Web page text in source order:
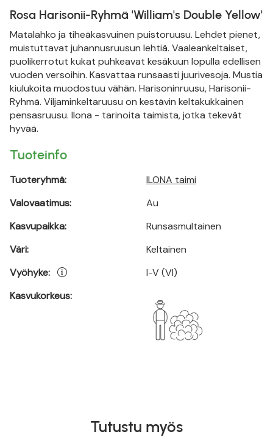
Rosa Harisonii-Ryhmä 'William's Double Yellow'
Matalahko ja tiheäkasvuinen puistoruusu. Lehdet pienet,
muistuttavat juhannusruusun lehtiä. Vaaleankeltaiset,
puolikerrotut kukat puhkeavat kesäkuun lopulla edellisen
vuoden versoihin. Kasvattaa runsaasti juurivesoja. Mustia
kiulukoita muodostuu vähän. Harisoninruusu, Harisonii-
Ryhmä. Viljaminkeltaruusu on kestävin keltakukkainen
pensasruusu. Ilona - tarinoita taimista, jotka tekevät
hyvää.
Tuoteinfo
Tuoteryhmä:
Valovaatimus:
Kasvupaikka:
Väri:
Vyöhyke:
Kasvukorkeus:
ILONA taimi
Au
Runsasmultainen
Keltainen
I-V (VI)
Tutustu myös